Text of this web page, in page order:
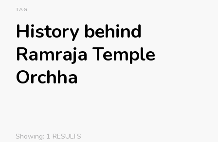
TAG
History behind
Ramraja Temple
Orchha
Showing: 1 RESULTS